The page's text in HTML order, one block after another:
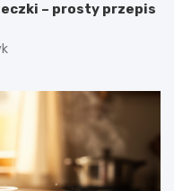
– prosty przepis